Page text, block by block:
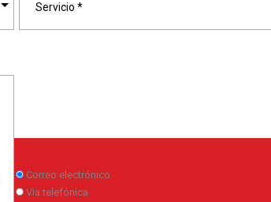
Servicio *
Correo electrónico
Via telefónica